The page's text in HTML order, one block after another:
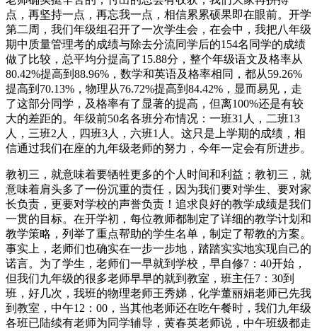
点，再坚持一点，再忘我一点，相信累累硕果即在眼前。开学
第二周，我们年级组召开了一次学生会，在会中，我把八年级
期中质量管理考的成绩与除去分流同学后的154名同学的成绩
做了比较，总平均分提高了15.88分，整个年级语文及格率从
80.42%提高到88.96%，数学和英语及格率相同，都从59.26%
提高到70.13%，物理从76.72%提高到84.42%，显而易见，走
了这部分同学，及格率有了显著的提高，但离100%还是有较
大的差距的。年级前50名各班分布情况：一班31人，二班13
人，三班2人，四班3人，六班1人。这只是上学期的成绩，相
信通过我们在座的九年级老师的努力，今年一定会有所进步。
教初三，就意味着要牺牲更多的个人时间和利益；教初三，就
意味着肩头多了一份沉重的责任，因为我们要对学生、要对家
长负责，更要对学校的声誉负责！追求良好的教学成绩是我们
一贯的目标。在开学初，每位教师都制定了详细的教学计划和
教学策略，列举了重点帮助的学生名单，制定了帮教的方案。
事实上，老师们也确实在一步一步地，踏踏实实地实现自己的
诺言。为了学生，老师们一早就到学校，早自修7：40开始，
但我们九年级的很多老师早早的就到教室，班主任7：30到
班，好几次，我班的物理老师王秀娣，化学董丽娟老师已先我
到教室，中午12：00，当其他老师还在吃午餐时，我们九年级
各班已陆续有老师为同学辅导，黄春英老师说，中午班级都走